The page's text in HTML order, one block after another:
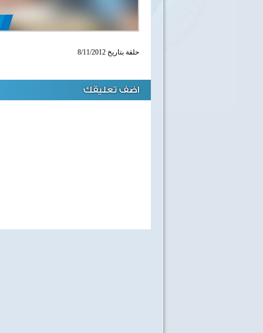
حلقة بتاريخ 8/11/2012
اضف تعليقك